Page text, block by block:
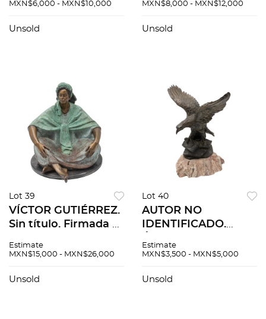
MXN$6,000 - MXN$10,000
Unsold
cm medidas totales
MXN$8,000 - MXN$12,000
Unsold
Lot 39
VÍCTOR GUTIÉRREZ.
Sin título. Firmada y
Escultura en bronce
49 x 50 x 53 cm
Estimate
MXN$15,000 - MXN$26,000
Unsold
Lot 40
AUTOR NO
IDENTIFICADO.
Escultura en bronce
38 x 27.5 cm
Estimate
MXN$3,500 - MXN$5,000
Unsold